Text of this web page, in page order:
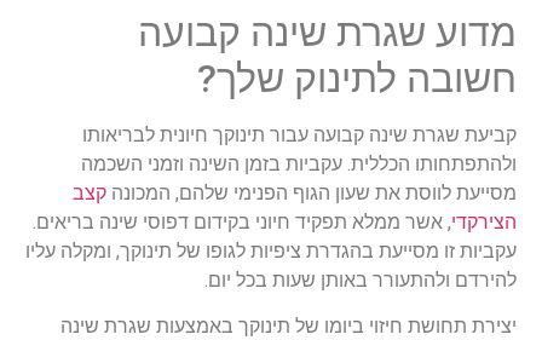
מדוע שגרת שינה קבועה
חשובה לתינוק שלך?
קביעת שגרת שינה קבועה עבור תינוקך חיונית לבריאותו
ולהתפתחותו הכללית. עקביות בזמן השינה וזמני השכמה
מסייעת לווסת את שעון הגוף הפנימי שלהם, המכונה קצב
הצירקדי, אשר ממלא תפקיד חיוני בקידום דפוסי שינה בריאים.
עקביות זו מסייעת בהגדרת ציפיות לגופו של תינוקך, ומקלה עליו
להירדם ולהתעורר באותן שעות בכל יום.
יצירת תחושת חיזוי ביומו של תינוקך באמצעות שגרת שינה